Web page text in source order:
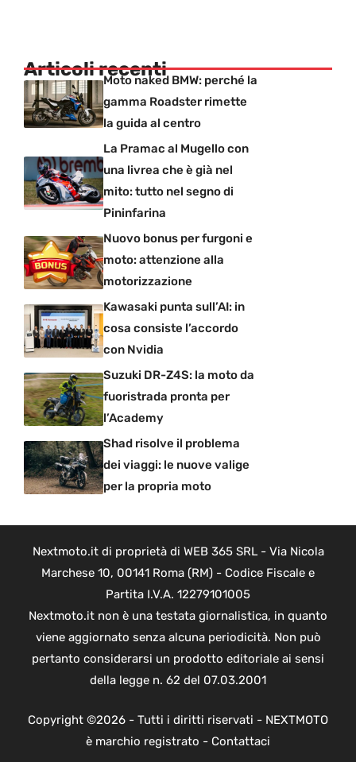
Articoli recentiMoto naked BMW: perché la
gamma Roadster rimette
la guida al centro
La Pramac al Mugello con
una livrea che è già nel
mito: tutto nel segno di
Pininfarina
Nuovo bonus per furgoni e
moto: attenzione alla
motorizzazione
Kawasaki punta sull’AI: in
cosa consiste l’accordo
con Nvidia
Suzuki DR-Z4S: la moto da
fuoristrada pronta per
l’Academy
Shad risolve il problema
dei viaggi: le nuove valige
per la propria moto
Nextmoto.it di proprietà di WEB 365 SRL - Via Nicola
Marchese 10, 00141 Roma (RM) - Codice Fiscale e
Partita I.V.A. 12279101005
Nextmoto.it non è una testata giornalistica, in quanto
viene aggiornato senza alcuna periodicità. Non può
pertanto considerarsi un prodotto editoriale ai sensi
della legge n. 62 del 07.03.2001
Copyright ©2026 - Tutti i diritti riservati - NEXTMOTO
è marchio registrato - Contattaci